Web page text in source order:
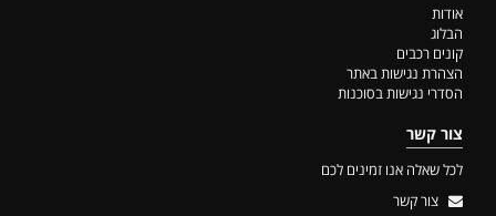
אודות
הבלוג
קונים רכבים
הצהרת נגישות באתר
הסדרי נגישות בסוכנות
צור קשר
לכל שאלה אנו זמינים לכם
צור קשר